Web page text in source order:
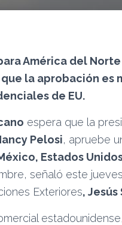
América del
que la aprobación
de EU.
espera que la
Pelosi, apruebe
Estados
señaló este
Exteriores, Jesús
estadounidense,